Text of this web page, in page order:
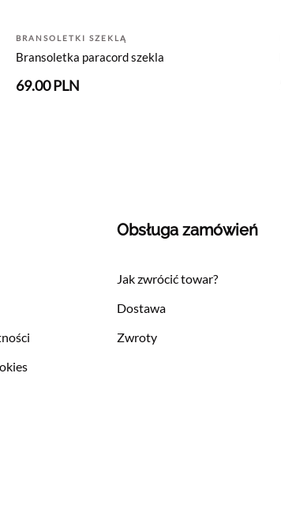
BRANSOLETKI SZEKLĄ
Bransoletka paracord szekla
69.00 PLN
Obsługa zamówień
Jak zwrócić towar?
Dostawa
Zwroty